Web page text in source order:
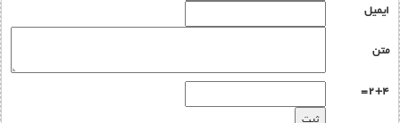
ایمیل
متن
2+4=